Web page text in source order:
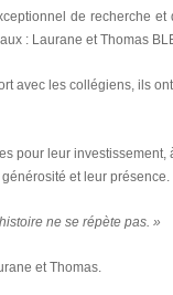
de recherche
: Laurane et Thomas
avec les collégiens, ils
pour leur
et leur présence.
ne se répète pas. »
et Thomas.